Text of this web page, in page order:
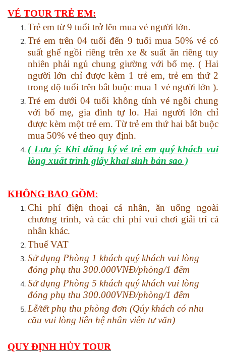
VÉ TOUR TRẺ EM:
Trẻ em từ 9 tuổi trở lên mua vé người lớn.
Trẻ em trên 04 tuổi đến 9 tuổi mua 50% vé có
suất ghế ngồi riêng trên xe &suất ăn riêngtuy
nhiên phải ngủ chung giường với bố mẹ. ( Hai
người lớn chỉ được kèm 1 trẻ em, trẻ em thứ 2
trong độ tuổi trên bắt buộc mua 1 vé người lớn ).
Trẻ em dưới 04 tuổi không tính vé ngồi chung
với bố mẹ, gia đình tự lo. Hai người lớn chỉ
được kèm một trẻ em. Từ trẻ em thứ hai bắt buộc
mua 50% vé theo quy định.
( Lưu ý: Khi đăng ký vé trẻ em quý khách vui
lòng xuất trình giấy khai sinh bản sao )
KHÔNG BAO GỒM:
Chi phí điện thoại cá nhân, ăn uống ngoài
chương trình, và các chi phí vui chơi giải trí cá
nhân khác.
Thuế VAT
Sử dụng Phòng 1 khách quý khách vui lòng
đóng phụ thu 300.000VNĐ/phòng/1 đêm
Sử dụng Phòng 5 khách quý khách vui lòng
đóng phụ thu 300.000VNĐ/phòng/1 đêm
Lễ/tết phụ thu phòng đơn (Qúy khách có nhu
cầu vui lòng liên hệ nhân viên tư vấn)
QUY ĐỊNH HỦY TOUR